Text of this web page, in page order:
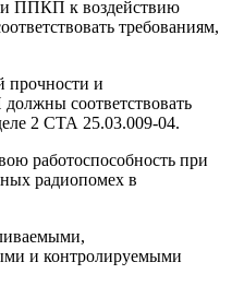
ППКП к воздействию
требованиям,
прочности и
соответствовать
2 СТА 25.03.009-04.
работоспособность при
радиопомех в
и контролируемыми